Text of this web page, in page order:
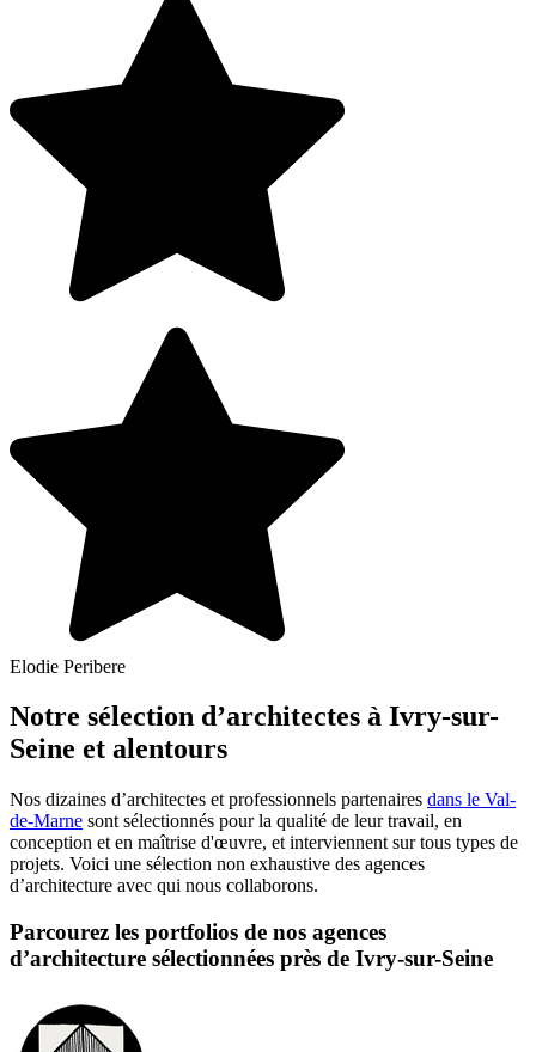
Elodie Peribere
Notre sélection d’architectes à Ivry-sur-
Seine et alentours
Nos dizaines d’architectes et professionnels partenaires dans le Val-
de-Marne sont sélectionnés pour la qualité de leur travail, en
conception et en maîtrise d'œuvre, et interviennent sur tous types de
projets. Voici une sélection non exhaustive des agences
d’architecture avec qui nous collaborons.
Parcourez les portfolios de nos agences
d’architecture sélectionnées près de Ivry-sur-Seine